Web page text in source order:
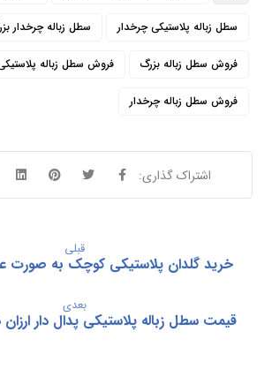
سطل زباله پلاستیکی چرخدار سطل زباله چرخدار
فروش سطل زباله بزرگ فروش سطل زباله
فروش سطل زباله چرخدار
قبلی
خرید گلدان پلاستیکی کوچک به صورت
بعدی
قیمت سطل زباله پلاستیکی پدال دار